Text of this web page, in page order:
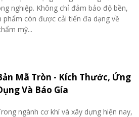
nghiệp. Không chỉ đảm bảo độ bền,
phẩm còn được cải tiến đa dạng về
mỹ...
Mã Tròn - Kích Thước, Ứng
Và Báo Gía
ngành cơ khí và xây dựng hiện nay,